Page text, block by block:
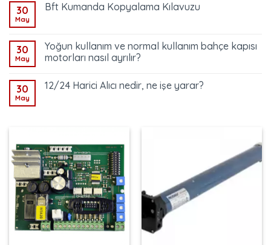
30
May
Bft Kumanda Kopyalama Kılavuzu
30
May
Yoğun kullanım ve normal kullanım bahçe kapısı
motorları nasıl ayrılır?
30
May
12/24 Harici Alıcı nedir, ne işe yarar?